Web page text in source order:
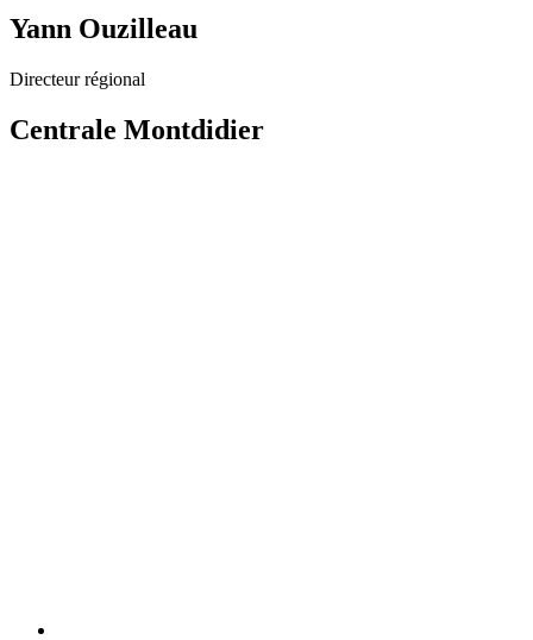
Yann Ouzilleau
Directeur régional
Centrale Montdidier